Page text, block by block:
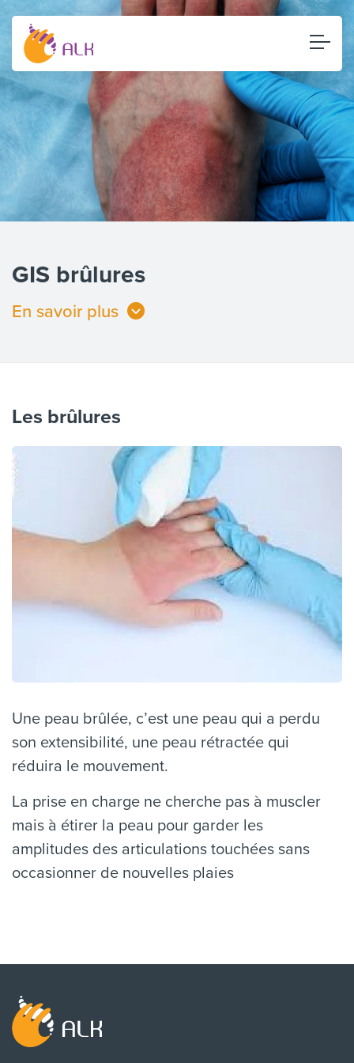
GIS brûlures
En savoir plus
Les brûlures
Une peau brûlée, c’est une peau qui a perdu
son extensibilité, une peau rétractée qui
réduira le mouvement.
La prise en charge ne cherche pas à muscler
mais à étirer la peau pour garder les
amplitudes des articulations touchées sans
occasionner de nouvelles plaies